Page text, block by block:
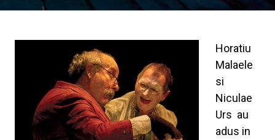
Horatiu
Malaele
si
Niculae
Urs au
adus in